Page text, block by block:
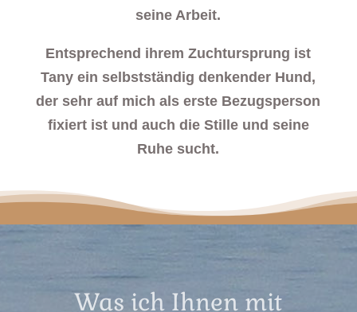
seine Arbeit.
Entsprechend ihrem Zuchtursprung ist
Tany ein selbstständig denkender Hund,
der sehr auf mich als erste Bezugsperson
fixiert ist und auch die Stille und seine
Ruhe sucht.
Was ich Ihnen mit